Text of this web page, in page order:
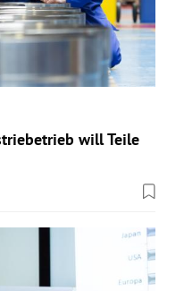
will Teile